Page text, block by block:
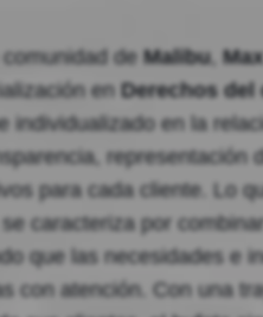
de Malibu,
en Derechos
individualizado en la
representación
para cada cliente. Lo
caracteriza por
que las necesidades e
con atención. Con una